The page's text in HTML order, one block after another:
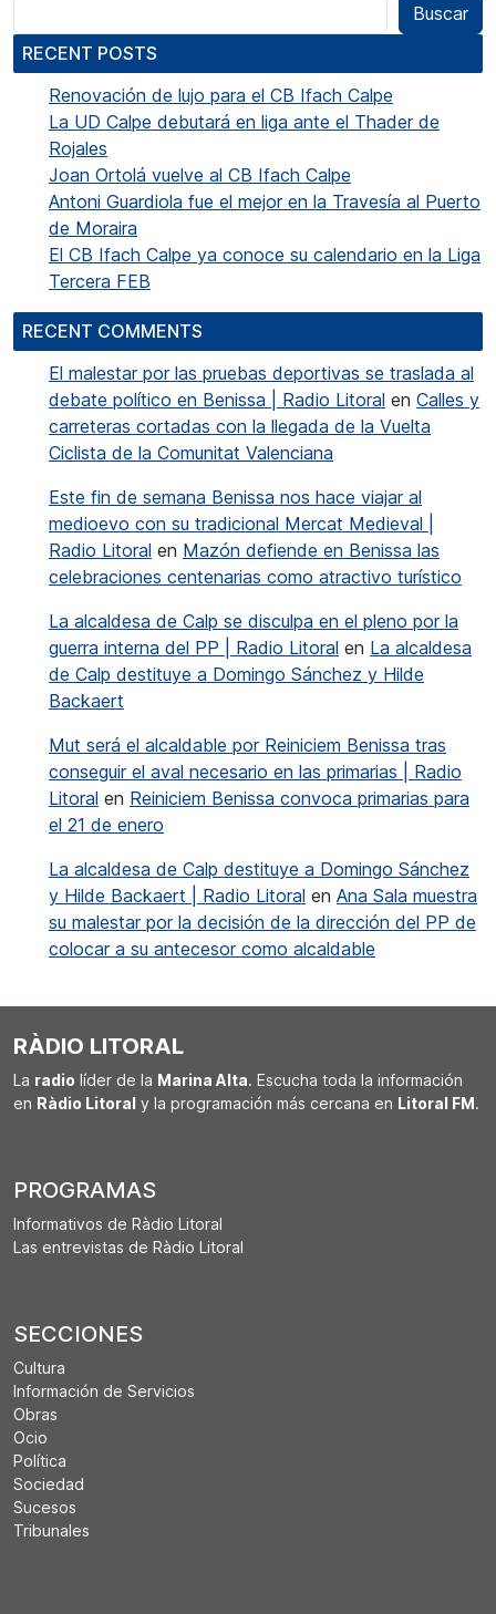
Buscar
RECENT POSTS
Renovación de lujo para el CB Ifach Calpe
La UD Calpe debutará en liga ante el Thader de
Rojales
Joan Ortolá vuelve al CB Ifach Calpe
Antoni Guardiola fue el mejor en la Travesía al Puerto
de Moraira
El CB Ifach Calpe ya conoce su calendario en la Liga
Tercera FEB
RECENT COMMENTS
El malestar por las pruebas deportivas se traslada al
debate político en Benissa | Radio Litoral en Calles y
carreteras cortadas con la llegada de la Vuelta
Ciclista de la Comunitat Valenciana
Este fin de semana Benissa nos hace viajar al
medioevo con su tradicional Mercat Medieval |
Radio Litoral en Mazón defiende en Benissa las
celebraciones centenarias como atractivo turístico
La alcaldesa de Calp se disculpa en el pleno por la
guerra interna del PP | Radio Litoral en La alcaldesa
de Calp destituye a Domingo Sánchez y Hilde
Backaert
Mut será el alcaldable por Reiniciem Benissa tras
conseguir el aval necesario en las primarias | Radio
Litoral en Reiniciem Benissa convoca primarias para
el 21 de enero
La alcaldesa de Calp destituye a Domingo Sánchez
y Hilde Backaert | Radio Litoral en Ana Sala muestra
su malestar por la decisión de la dirección del PP de
colocar a su antecesor como alcaldable
RÀDIO LITORAL
La radio líder de la Marina Alta. Escucha toda la información
en Ràdio Litoral y la programación más cercana en Litoral FM.
PROGRAMAS
Informativos de Ràdio Litoral
Las entrevistas de Ràdio Litoral
SECCIONES
Cultura
Información de Servicios
Obras
Ocio
Política
Sociedad
Sucesos
Tribunales